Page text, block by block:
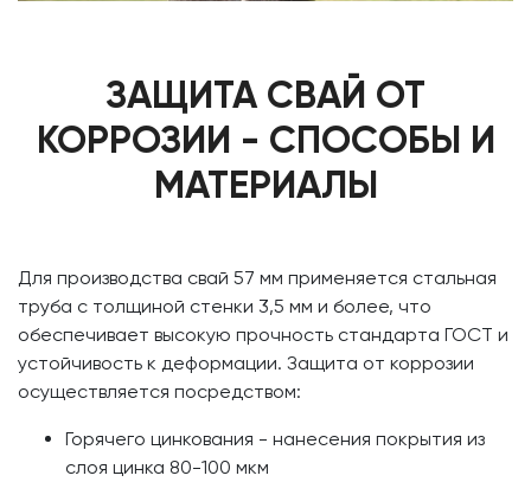
ЗАЩИТА СВАЙ ОТ
КОРРОЗИИ - СПОСОБЫ И
МАТЕРИАЛЫ
Для производства свай 57 мм применяется стальная
труба с толщиной стенки 3,5 мм и более, что
обеспечивает высокую прочность стандарта ГОСТ и
устойчивость к деформации. Защита от коррозии
осуществляется посредством:
Горячего цинкования - нанесения покрытия из
слоя цинка 80-100 мкм